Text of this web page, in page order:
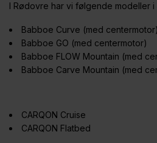
I Rødovre har vi følgende modeller i
Babboe Curve (med centermotor)
Babboe GO (med centermotor)
Babboe FLOW Mountain (med
Babboe Carve Mountain (med
CARQON Cruise
CARQON Flatbed